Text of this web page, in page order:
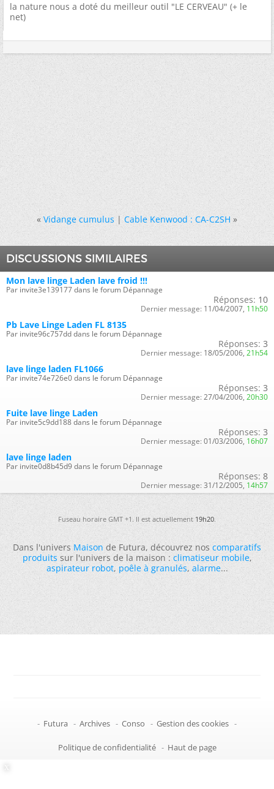
la nature nous a doté du meilleur outil "LE CERVEAU" (+ le
net)
« Vidange cumulus|Cable Kenwood : CA-C2SH »
DISCUSSIONS SIMILAIRES
Mon lave linge Laden lave froid !!!
Par invite3e139177 dans le forum Dépannage
Réponses: 10
Dernier message: 11/04/2007, 11h50
Pb Lave Linge Laden FL 8135
Par invite96c757dd dans le forum Dépannage
Réponses: 3
Dernier message: 18/05/2006, 21h54
lave linge laden FL1066
Par invite74e726e0 dans le forum Dépannage
Réponses: 3
Dernier message: 27/04/2006, 20h30
Fuite lave linge Laden
Par invite5c9dd188 dans le forum Dépannage
Réponses: 3
Dernier message: 01/03/2006, 16h07
lave linge laden
Par invite0d8b45d9 dans le forum Dépannage
Réponses: 8
Dernier message: 31/12/2005, 14h57
Fuseau horaire GMT +1. Il est actuellement19h20.
Dans l'universMaisonde Futura, découvrez noscomparatifs
produitssur l'univers de la maison :climatiseur mobile,
aspirateur robot,poêle à granulés,alarme...
- Futura - Archives - Conso - Gestion des cookies -
Politique de confidentialité - Haut de page